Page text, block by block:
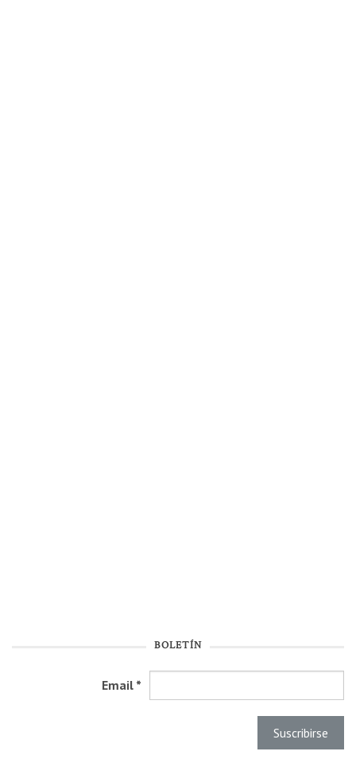
BOLETÍN
Email *